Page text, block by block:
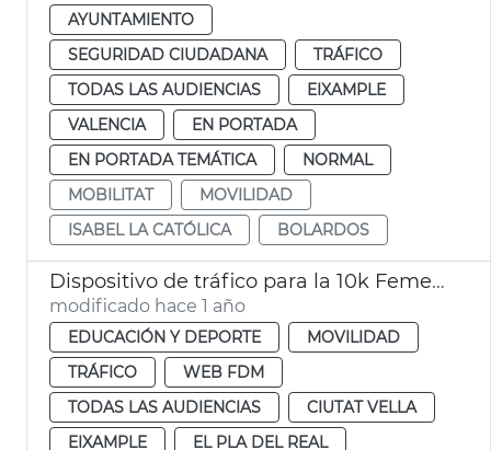
AYUNTAMIENTO
SEGURIDAD CIUDADANA
TRÁFICO
TODAS LAS AUDIENCIAS
EIXAMPLE
VALENCIA
EN PORTADA
EN PORTADA TEMÁTICA
NORMAL
MOBILITAT
MOVILIDAD
ISABEL LA CATÓLICA
BOLARDOS
Dispositivo de tráfico para la 10k Femenina
modificado hace 1 año
EDUCACIÓN Y DEPORTE
MOVILIDAD
TRÁFICO
WEB FDM
TODAS LAS AUDIENCIAS
CIUTAT VELLA
EIXAMPLE
EL PLA DEL REAL